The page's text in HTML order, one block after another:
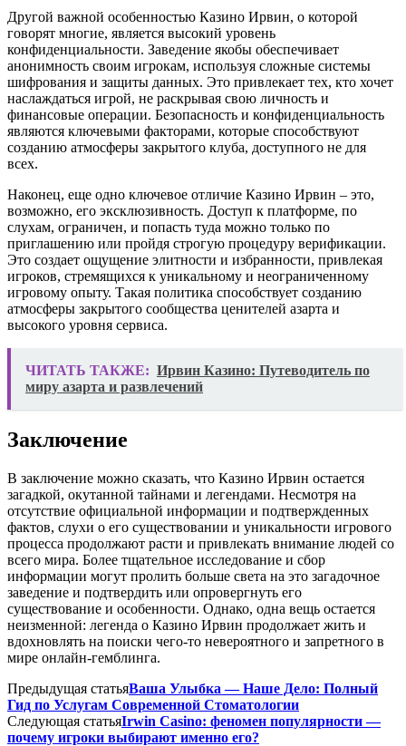
Другой важной особенностью Казино Ирвин, о которой
говорят многие, является высокий уровень
конфиденциальности. Заведение якобы обеспечивает
анонимность своим игрокам, используя сложные системы
шифрования и защиты данных. Это привлекает тех, кто хочет
наслаждаться игрой, не раскрывая свою личность и
финансовые операции. Безопасность и конфиденциальность
являются ключевыми факторами, которые способствуют
созданию атмосферы закрытого клуба, доступного не для
всех.
Наконец, еще одно ключевое отличие Казино Ирвин – это,
возможно, его эксклюзивность. Доступ к платформе, по
слухам, ограничен, и попасть туда можно только по
приглашению или пройдя строгую процедуру верификации.
Это создает ощущение элитности и избранности, привлекая
игроков, стремящихся к уникальному и неограниченному
игровому опыту. Такая политика способствует созданию
атмосферы закрытого сообщества ценителей азарта и
высокого уровня сервиса.
ЧИТАТЬ ТАКЖЕ: Ирвин Казино: Путеводитель по
миру азарта и развлечений
Заключение
В заключение можно сказать, что Казино Ирвин остается
загадкой, окутанной тайнами и легендами. Несмотря на
отсутствие официальной информации и подтвержденных
фактов, слухи о его существовании и уникальности игрового
процесса продолжают расти и привлекать внимание людей со
всего мира. Более тщательное исследование и сбор
информации могут пролить больше света на это загадочное
заведение и подтвердить или опровергнуть его
существование и особенности. Однако, одна вещь остается
неизменной: легенда о Казино Ирвин продолжает жить и
вдохновлять на поиски чего-то невероятного и запретного в
мире онлайн-гемблинга.
Предыдущая статьяВаша Улыбка — Наше Дело: Полный
Гид по Услугам Современной Стоматологии
Следующая статьяIrwin Casino: феномен популярности —
почему игроки выбирают именно его?